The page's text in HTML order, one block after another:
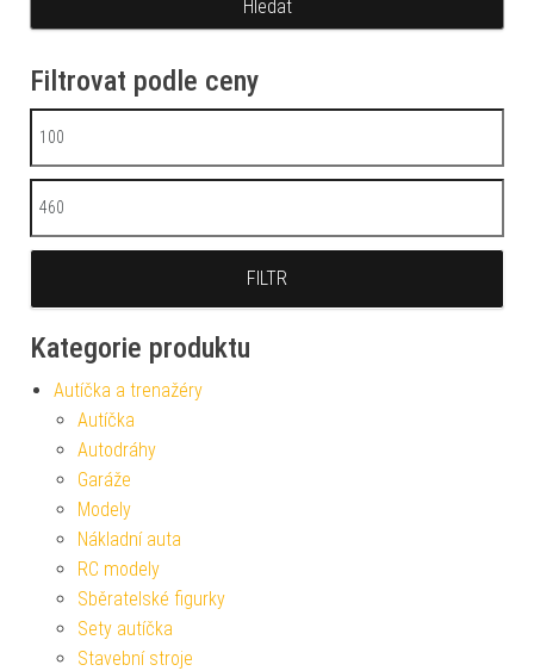
Filtrovat podle ceny
Minimální cena
Maximální cena
FILTR
Kategorie produktu
Autíčka a trenažéry
Autíčka
Autodráhy
Garáže
Modely
Nákladní auta
RC modely
Sběratelské figurky
Sety autíčka
Stavební stroje